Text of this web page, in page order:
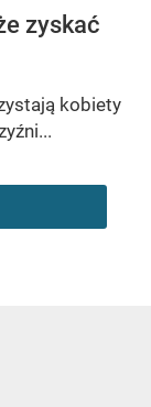
zyskać
kobiety